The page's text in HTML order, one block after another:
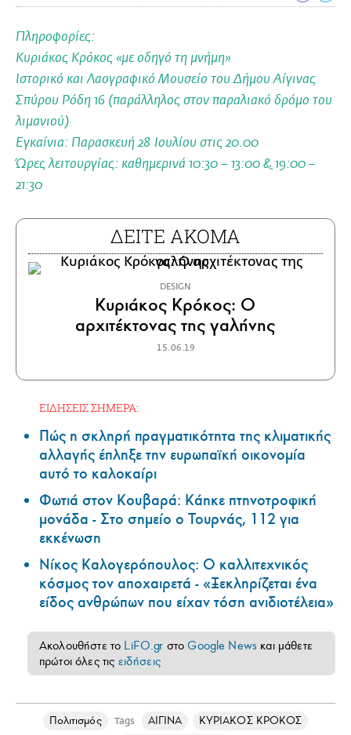
Πληροφορίες:
Κυριάκος Κρόκος «με οδηγό τη μνήμη»
Ιστορικό και Λαογραφικό Μουσείο του Δήμου Αίγινας
Σπύρου Ρόδη 16 (παράλληλος στον παραλιακό δρόμο του
λιμανιού)
Εγκαίνια: Παρασκευή 28 Ιουλίου στις 20.00
Ώρες λειτουργίας: καθημερινά 10:30 – 13:00 & 19:00 –
21:30
ΔΕΙΤΕ ΑΚΟΜΑ
DESIGN
Κυριάκος Κρόκος: Ο
αρχιτέκτονας της γαλήνης
15.06.19
ΕΙΔΗΣΕΙΣ ΣΗΜΕΡΑ:
Πώς η σκληρή πραγματικότητα της κλιματικής
αλλαγής έπληξε την ευρωπαϊκή οικονομία
αυτό το καλοκαίρι
Φωτιά στον Κουβαρά: Κάηκε πτηνοτροφική
μονάδα - Στο σημείο ο Τουρνάς, 112 για
εκκένωση
Νίκος Καλογερόπουλος: Ο καλλιτεχνικός
κόσμος τον αποχαιρετά - «Ξεκληρίζεται ένα
είδος ανθρώπων που είχαν τόση ανιδιοτέλεια»
Ακολουθήστε το LiFO.gr στοGoogle News και μάθετε
πρώτοι όλες τις ειδήσεις
Πολιτισμός Tags ΑΙΓΙΝΑ
ΚΥΡΙΑΚΟΣ ΚΡΟΚΟΣ